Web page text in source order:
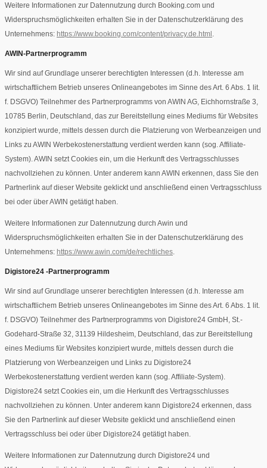
Weitere Informationen zur Datennutzung durch Booking.com und
Widerspruchsmöglichkeiten erhalten Sie in der Datenschutzerklärung des
Unternehmens: https://www.booking.com/content/privacy.de.html
AWIN-Partnerprogramm
Wir sind auf Grundlage unserer berechtigten Interessen (d.h. Interesse am
wirtschaftlichem Betrieb unseres Onlineangebotes im Sinne des Art. 6 Abs. 1 lit.
f. DSGVO) Teilnehmer des Partnerprogramms von AWIN AG, Eichhornstraße 3,
10785 Berlin, Deutschland, das zur Bereitstellung eines Mediums für Websites
konzipiert wurde, mittels dessen durch die Platzierung von Werbeanzeigen und
Links zu AWIN Werbekostenerstattung verdient werden kann (sog. Affiliate-
System). AWIN setzt Cookies ein, um die Herkunft des Vertragsschlusses
nachvollziehen zu können. Unter anderem kann AWIN erkennen, dass Sie den
Partnerlink auf dieser Website geklickt und anschließend einen Vertragsschluss
bei oder über AWIN getätigt haben.
Weitere Informationen zur Datennutzung durch Awin und
Widerspruchsmöglichkeiten erhalten Sie in der Datenschutzerklärung des
Unternehmens: https://www.awin.com/de/rechtliches
Digistore24 -Partnerprogramm
Wir sind auf Grundlage unserer berechtigten Interessen (d.h. Interesse am
wirtschaftlichem Betrieb unseres Onlineangebotes im Sinne des Art. 6 Abs. 1 lit.
f. DSGVO) Teilnehmer des Partnerprogramms von Digistore24 GmbH, St.-
Godehard-Straße 32, 31139 Hildesheim, Deutschland, das zur Bereitstellung
eines Mediums für Websites konzipiert wurde, mittels dessen durch die
Platzierung von Werbeanzeigen und Links zu Digistore24
Werbekostenerstattung verdient werden kann (sog. Affiliate-System).
Digistore24 setzt Cookies ein, um die Herkunft des Vertragsschlusses
nachvollziehen zu können. Unter anderem kann Digistore24 erkennen, dass
Sie den Partnerlink auf dieser Website geklickt und anschließend einen
Vertragsschluss bei oder über Digistore24 getätigt haben.
Weitere Informationen zur Datennutzung durch Digistore24 und